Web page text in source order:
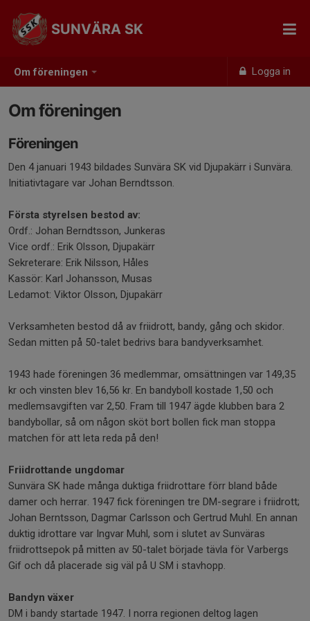
Om föreningen Logga in
SUNVÄRA SK
Om föreningen
Föreningen
Den 4 januari 1943 bildades Sunvära SK vid Djupakärr i Sunvära.
Initiativtagare var Johan Berndtsson.
Första styrelsen bestod av:
Ordf.: Johan Berndtsson, Junkeras
Vice ordf.: Erik Olsson, Djupakärr
Sekreterare: Erik Nilsson, Håles
Kassör: Karl Johansson, Musas
Ledamot: Viktor Olsson, Djupakärr
Verksamheten bestod då av friidrott, bandy, gång och skidor.
Sedan mitten på 50-talet bedrivs bara bandyverksamhet.
1943 hade föreningen 36 medlemmar, omsättningen var 149,35
kr och vinsten blev 16,56 kr. En bandyboll kostade 1,50 och
medlemsavgiften var 2,50. Fram till 1947 ägde klubben bara 2
bandybollar, så om någon sköt bort bollen fick man stoppa
matchen för att leta reda på den!
Friidrottande ungdomar
Sunvära SK hade många duktiga friidrottare förr bland både
damer och herrar. 1947 fick föreningen tre DM-segrare i friidrott;
Johan Berntsson, Dagmar Carlsson och Gertrud Muhl. En annan
duktig idrottare var Ingvar Muhl, som i slutet av Sunväras
friidrottsepok på mitten av 50-talet började tävla för Varbergs
Gif och då placerade sig väl på U SM i stavhopp.
Bandyn växer
DM i bandy startade 1947. I norra regionen deltog lagen